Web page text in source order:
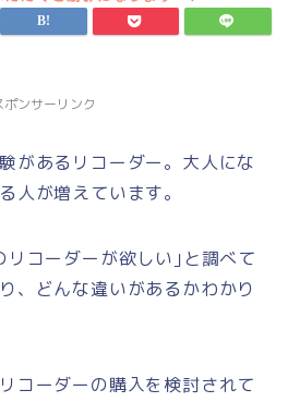
ポンサーリンク
があるリコーダー。大人にな
人が増えています。
コーダーが欲しい｣と調べて
、どんな違いがあるかわかり
コーダーの購入を検討されて